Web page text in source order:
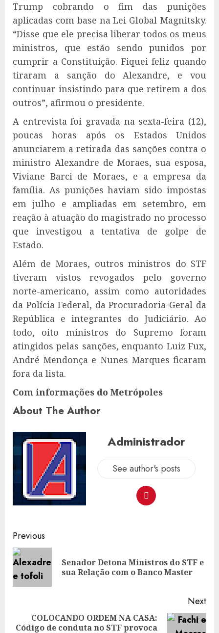
Trump cobrando o fim das punições
aplicadas com base na Lei Global Magnitsky.
“Disse que ele precisa liberar todos os meus
ministros, que estão sendo punidos por
cumprir a Constituição. Fiquei feliz quando
tiraram a sanção do Alexandre, e vou
continuar insistindo para que retirem a dos
outros”, afirmou o presidente.
A entrevista foi gravada na sexta-feira (12),
poucas horas após os Estados Unidos
anunciarem a retirada das sanções contra o
ministro Alexandre de Moraes, sua esposa,
Viviane Barci de Moraes, e a empresa da
família. As punições haviam sido impostas
em julho e ampliadas em setembro, em
reação à atuação do magistrado no processo
que investigou a tentativa de golpe de
Estado.
Além de Moraes, outros ministros do STF
tiveram vistos revogados pelo governo
norte-americano, assim como autoridades
da Polícia Federal, da Procuradoria-Geral da
República e integrantes do Judiciário. Ao
todo, oito ministros do Supremo foram
atingidos pelas sanções, enquanto Luiz Fux,
André Mendonça e Nunes Marques ficaram
fora da lista.
Com informações do Metrópoles
About The Author
Administrador
See author's posts
Post
navigation
Previous
Senador Detona Ministros do STF e
sua Relação com o Banco Master
Next
Next
COLOCANDO ORDEM NA CASA:
Código de conduta no STF provoca